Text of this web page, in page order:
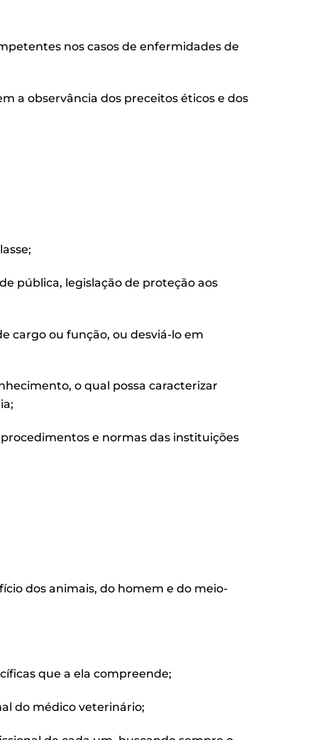
nos casos de enfermidades de
a observância dos preceitos éticos e dos
pública, legislação de proteção aos
cargo ou função, ou desviá-lo em
o qual possa caracterizar
e normas das instituições
dos animais, do homem e do meio-
que a ela compreende;
do médico veterinário;